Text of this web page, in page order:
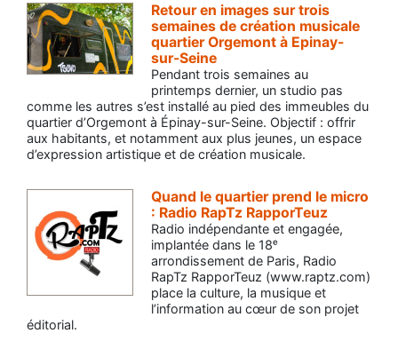
Retour en images sur trois
semaines de création musicale
quartier Orgemont à Epinay-
sur-Seine
Pendant trois semaines au
printemps dernier, un studio pas
comme les autres s’est installé au pied des immeubles du
quartier d’Orgemont à Épinay-sur-Seine. Objectif : offrir
aux habitants, et notamment aux plus jeunes, un espace
d’expression artistique et de création musicale.
Quand le quartier prend le micro
: Radio RapTz RapporTeuz
Radio indépendante et engagée,
implantée dans le 18ᵉ
arrondissement de Paris, Radio
RapTz RapporTeuz (www.raptz.com)
place la culture, la musique et
l’information au cœur de son projet
éditorial.